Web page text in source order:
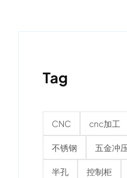
Tag
CNC cnc加工
不锈钢 五金冲
半孔 控制柜